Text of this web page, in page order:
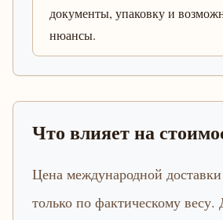
документы, упаковку и
нюансы.
Что влияет на
Цена международной доставки
только по фактическому весу.